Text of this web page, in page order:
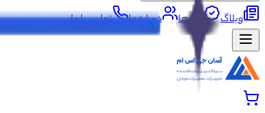
وبلاگ برندها درباره ما تماس با ما